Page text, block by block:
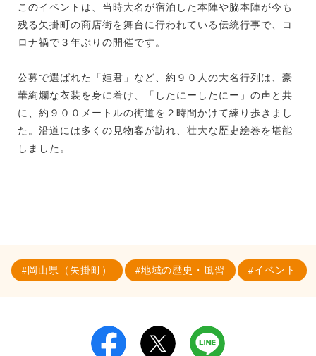
このイベントは、当時大名が宿泊した本陣や脇本陣が今も
残る矢掛町の商店街を舞台に行われている伝統行事で、コ
ロナ禍で３年ぶりの開催です。
公募で選ばれた「姫君」など、約９０人の大名行列は、豪
華絢爛な衣装を身に着け、「したにーしたにー」の声と共
に、約９００メートルの街道を２時間かけて練り歩きまし
た。沿道には多くの見物客が訪れ、壮大な歴史絵巻を堪能
しました。
岡山県（矢掛町） 地域の歴史・風習 イベント